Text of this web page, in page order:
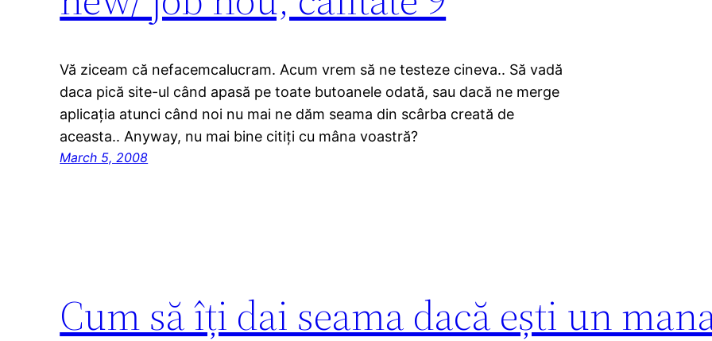
Vă ziceam că nefacemcalucram. Acum vrem să ne testeze cineva.. Să vadă
daca pică site-ul când apasă pe toate butoanele odată, sau dacă ne merge
aplicația atunci când noi nu mai ne dăm seama din scârba creată de
aceasta.. Anyway, nu mai bine citiți cu mâna voastră?
March 5, 2008
Cum să îți dai seama dacă ești un